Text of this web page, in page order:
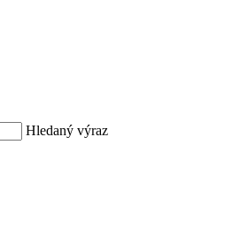
Hledaný výraz